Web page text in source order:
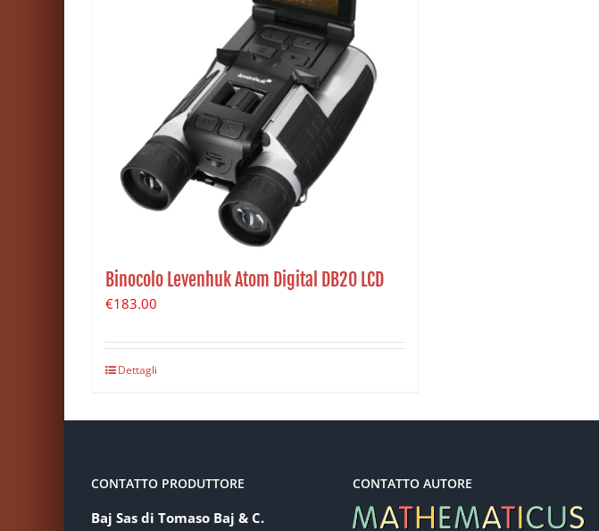
Binocolo Levenhuk Atom Digital DB20 LCD
€183.00
Dettagli
CONTATTO PRODUTTORE
Baj Sas di Tomaso Baj & C.
CONTATTO AUTORE